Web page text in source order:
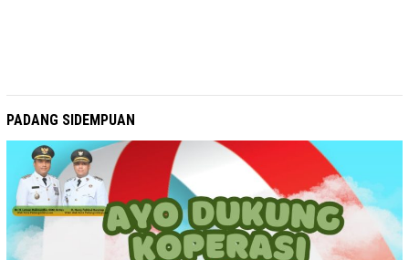
PADANG SIDEMPUAN